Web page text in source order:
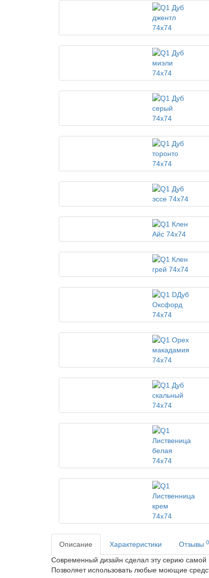
Описание Характеристики Отзывы 0
Современный дизайн сделал эту серию
Позволяет использовать любые моющие